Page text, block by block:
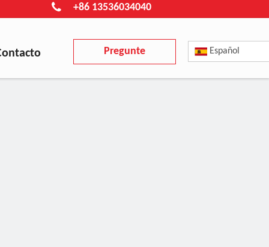
+86 13536034040
Pregunte
ahora
Español